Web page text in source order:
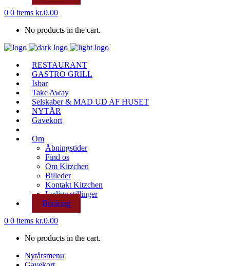
0 0 items kr.0.00
No products in the cart.
RESTAURANT
GASTRO GRILL
Isbar
Take Away
Selskaber & MAD UD AF HUSET
NYTÅR
Gavekort
Om
Åbningstider
Find os
Om Kitzchen
Billeder
Kontakt Kitzchen
Ledige stillinger
Booking
0 0 items kr.0.00
No products in the cart.
Nytårsmenu